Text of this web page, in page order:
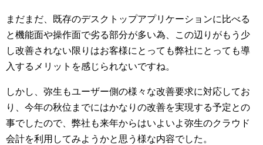
まだまだ、既存のデスクトップアプリケーションに比べる
と機能面や操作面で劣る部分が多い為、この辺りがもう少
し改善されない限りはお客様にとっても弊社にとっても導
入するメリットを感じられないですね。
しかし、弥生もユーザー側の様々な改善要求に対応してお
り、今年の秋位までにはかなりの改善を実現する予定との
事でしたので、弊社も来年からはいよいよ弥生のクラウド
会計を利用してみようかと思う様な内容でした。